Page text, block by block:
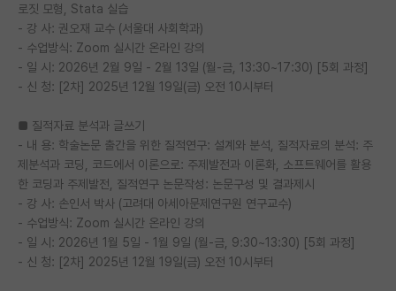
로짓 모형, Stata 실습
- 강 사: 권오재 교수 (서울대 사회학과)
- 수업방식: Zoom 실시간 온라인 강의
- 일 시: 2026년 2월 9일 - 2월 13일 (월-금, 13:30~17:30) [5회 과정]
- 신 청: [2차] 2025년 12월 19일(금) 오전 10시부터
■ 질적자료 분석과 글쓰기
- 내 용: 학술논문 출간을 위한 질적연구: 설계와 분석, 질적자료의 분석: 주
제분석과 코딩, 코드에서 이론으로: 주제발전과 이론화, 소프트웨어를 활용
한 코딩과 주제발전, 질적연구 논문작성: 논문구성 및 결과제시
- 강 사: 손인서 박사 (고려대 아세아문제연구원 연구교수)
- 수업방식: Zoom 실시간 온라인 강의
- 일 시: 2026년 1월 5일 - 1월 9일 (월-금, 9:30~13:30) [5회 과정]
- 신 청: [2차] 2025년 12월 19일(금) 오전 10시부터